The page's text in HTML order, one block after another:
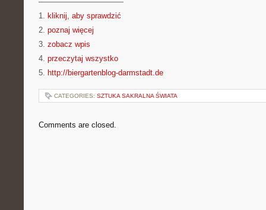
1. kliknij, aby sprawdzić
2. poznaj więcej
3. zobacz wpis
4. przeczytaj wszystko
5. http://biergartenblog-darmstadt.de
CATEGORIES: SZTUKA SAKRALNA ŚWIATA
Comments are closed.